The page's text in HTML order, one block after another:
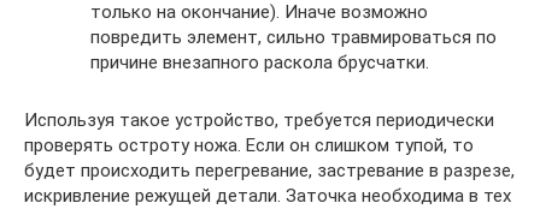
только на окончание). Иначе возможно
повредить элемент, сильно травмироваться по
причине внезапного раскола брусчатки.
Используя такое устройство, требуется периодически
проверять остроту ножа. Если он слишком тупой, то
будет происходить перегревание, застревание в разрезе,
искривление режущей детали. Заточка необходима в тех